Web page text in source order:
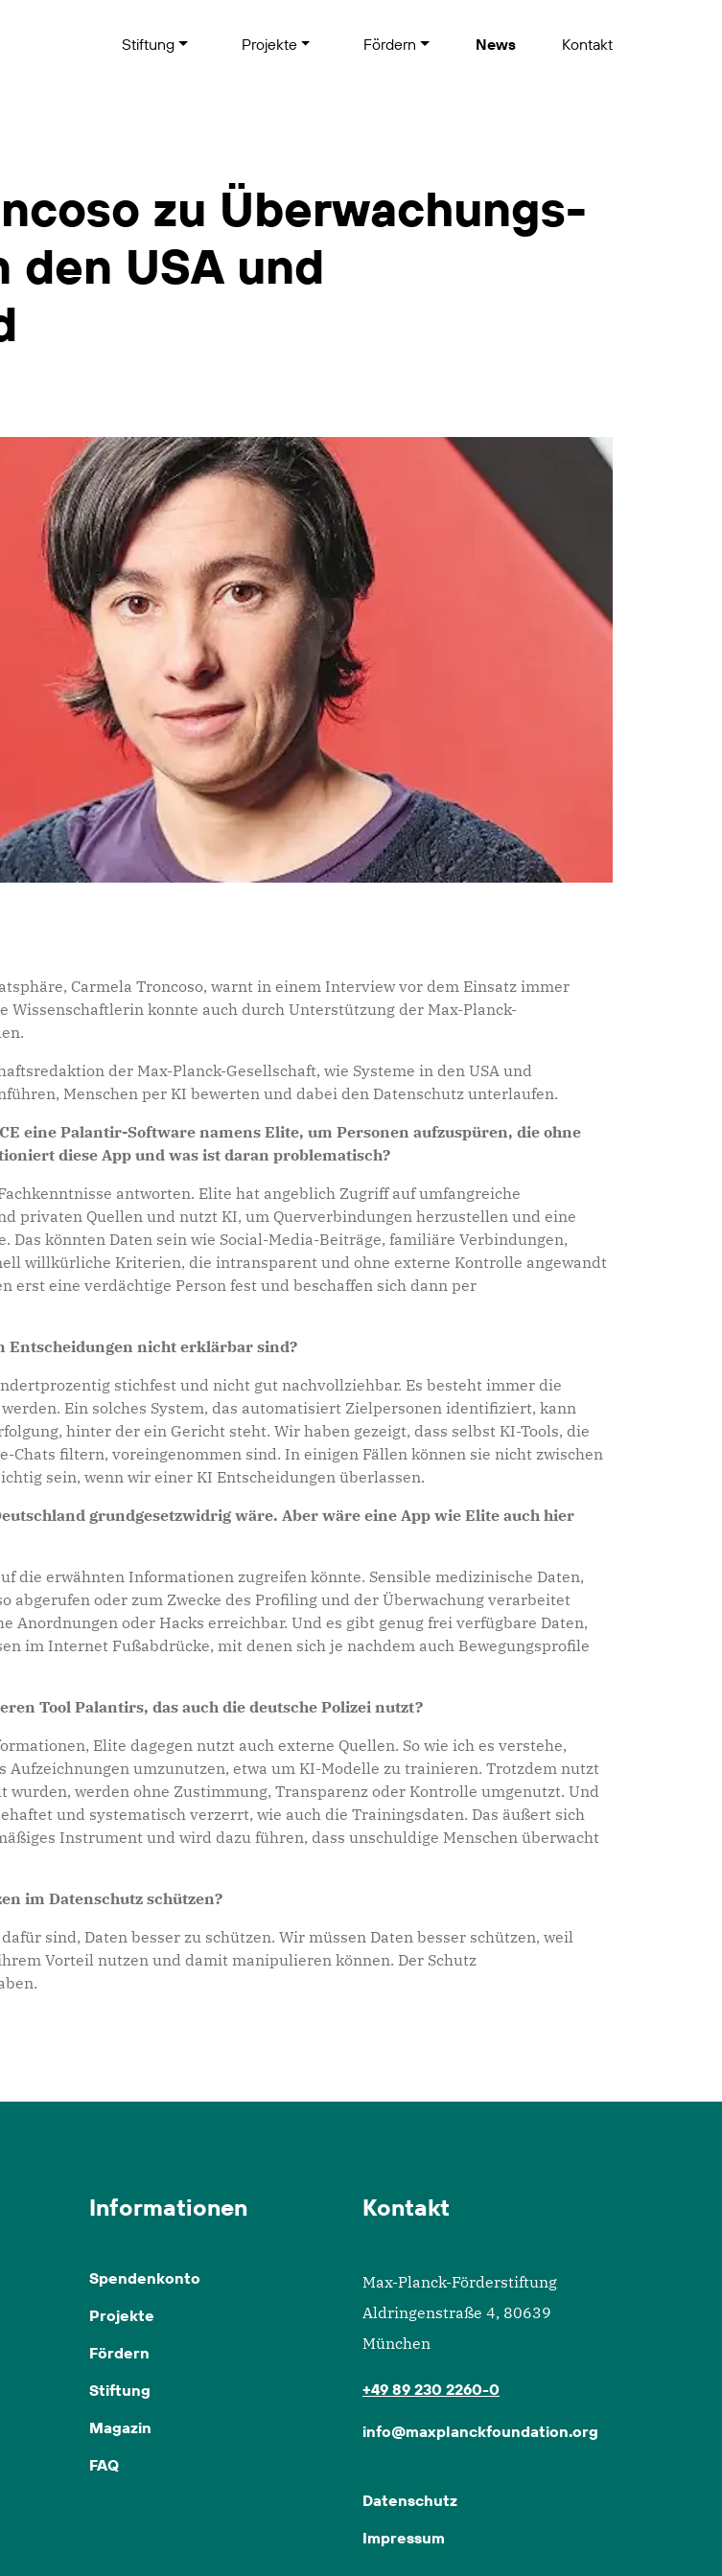
Stiftung Projekte Fördern News Kontakt
zu Überwachungs­
USA und
Carmela Troncoso, warnt in einem Interview vor dem Einsatz immer
Wissenschaftlerin konnte auch durch Unterstützung der Max-Planck-
der Max-Planck-Gesellschaft, wie Systeme in den USA und
Menschen per KI bewerten und dabei den Datenschutz unterlaufen.
eine Palantir-Software namens Elite, um Personen aufzuspüren, die ohne
diese App und was ist daran problematisch?
antworten. Elite hat angeblich Zugriff auf umfangreiche
privaten Quellen und nutzt KI, um Querverbindungen herzustellen und eine
könnten Daten sein wie Social-Media-Beiträge, familiäre Verbindungen,
willkürliche Kriterien, die intransparent und ohne externe Kontrolle angewandt
erst eine verdächtige Person fest und beschaffen sich dann per
Entscheidungen nicht erklärbar sind?
stichfest und nicht gut nachvollziehbar. Es besteht immer die
Ein solches System, das automatisiert Zielpersonen identifiziert, kann
hinter der ein Gericht steht. Wir haben gezeigt, dass selbst KI-Tools, die
Chats filtern, voreingenommen sind. In einigen Fällen können sie nicht zwischen
sein, wenn wir einer KI Entscheidungen überlassen.
grundgesetzwidrig wäre. Aber wäre eine App wie Elite auch hier
die erwähnten Informationen zugreifen könnte. Sensible medizinische Daten,
abgerufen oder zum Zwecke des Profiling und der Überwachung verarbeitet
oder Hacks erreichbar. Und es gibt genug frei verfügbare Daten,
im Internet Fußabdrücke, mit denen sich je nachdem auch Bewegungsprofile
Tool Palantirs, das auch die deutsche Polizei nutzt?
Elite dagegen nutzt auch externe Quellen. So wie ich es verstehe,
umzunutzen, etwa um KI-Modelle zu trainieren. Trotzdem nutzt
wurden, werden ohne Zustimmung, Transparenz oder Kontrolle umgenutzt. Und
und systematisch verzerrt, wie auch die Trainingsdaten. Das äußert sich
Instrument und wird dazu führen, dass unschuldige Menschen überwacht
im Datenschutz schützen?
sind, Daten besser zu schützen. Wir müssen Daten besser schützen, weil
Vorteil nutzen und damit manipulieren können. Der Schutz
Informationen
Spendenkonto
Projekte
Fördern
Stiftung
Magazin
FAQ
Kontakt
Max-Planck-Förderstiftung
Aldringenstraße 4, 80639
München
+49 89 230 2260-0
info@maxplanckfoundation.org
Datenschutz
Impressum